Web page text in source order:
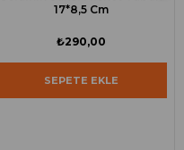
17*8,5 Cm
₺290,00
SEPETE EKLE